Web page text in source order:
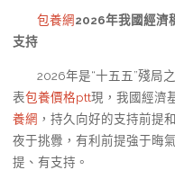
包養網2026年我國經濟
支持
2026年是“十五五”殘局
表包養價格ptt現，我國經濟
養網 ，持久向好的支持前提
夜于挑釁，有利前提強于晦
提、有支持。